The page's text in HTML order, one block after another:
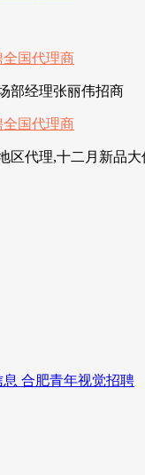
部经理张丽伟招商
区代理,十二月新品
合肥青年视觉招聘